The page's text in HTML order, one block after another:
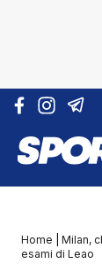
Vai al contenuto
Home
Milan,
esami di Leao